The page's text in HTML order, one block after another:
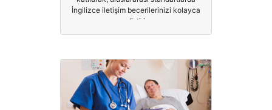
İngilizce iletişim becerilerinizi kolayca
geliştirin.